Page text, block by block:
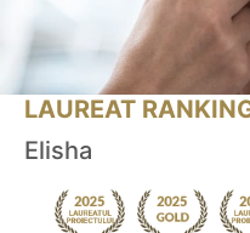
LAUREAT
Elisha